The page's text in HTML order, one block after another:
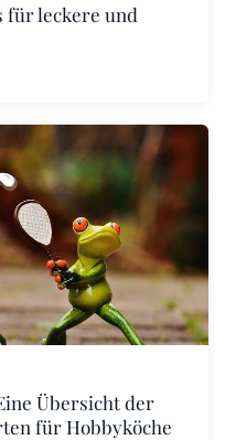
für leckere und
Übersicht der
für Hobbyköche